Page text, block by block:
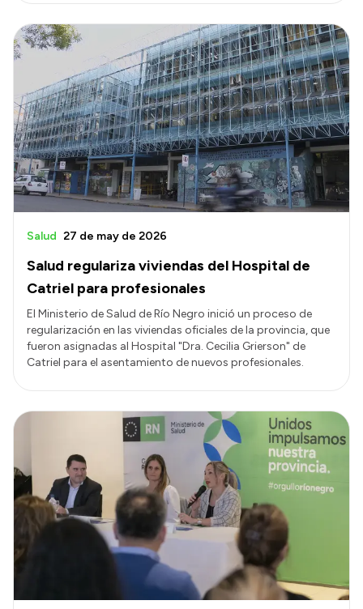
Salud regulariza viviendas del Hospital de
Catriel para profesionales
Salud 27 de may de 2026
El Ministerio de Salud de Río Negro inició un proceso de
regularización en las viviendas oficiales de la provincia, que
fueron asignadas al Hospital "Dra. Cecilia Grierson" de
Catriel para el asentamiento de nuevos profesionales.